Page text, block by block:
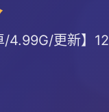
/4.99G/更新】12